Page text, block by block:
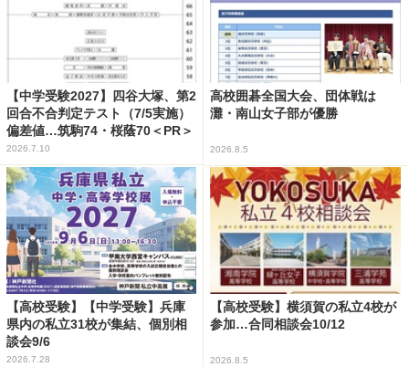
【中学受験2027】四谷大塚、第2
回合不合判定テスト（7/5実施）
偏差値…筑駒74・桜蔭70＜PR＞
2026.7.10
高校囲碁全国大会、団体戦は
灘・南山女子部が優勝
2026.8.5
【高校受験】【中学受験】兵庫
県内の私立31校が集結、個別相
談会9/6
2026.7.28
【高校受験】横須賀の私立4校が
参加…合同相談会10/12
2026.8.5